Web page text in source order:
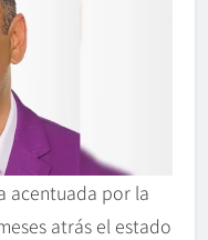
acentuada por la
atrás el estado